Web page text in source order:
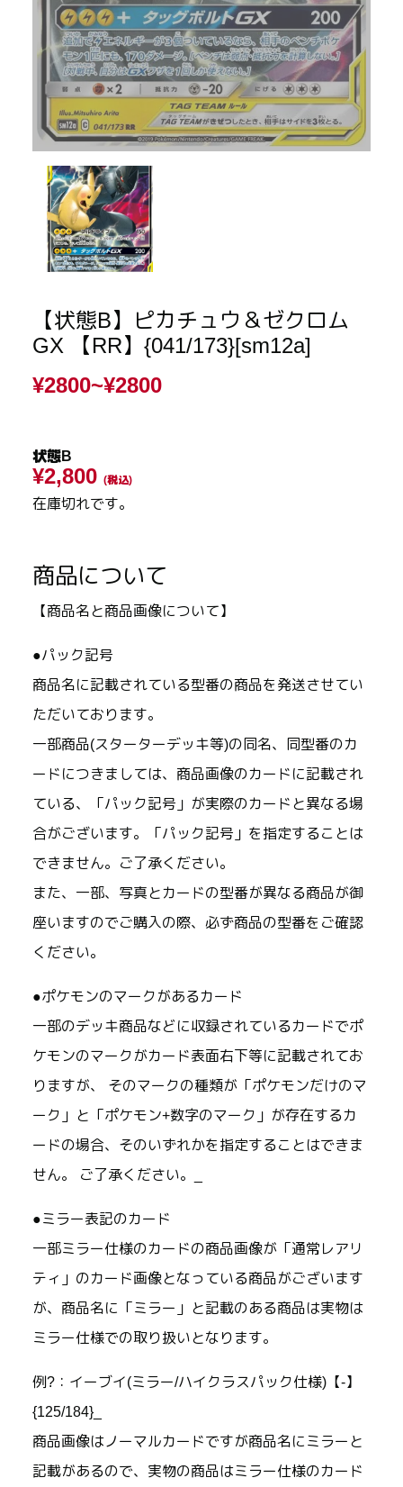
【状態B】ピカチュウ＆ゼクロム
GX 【RR】{041/173}[sm12a]
¥2800~¥2800
状態B
¥2,800 (税込)
在庫切れです。
商品について
【商品名と商品画像について】
●パック記号
商品名に記載されている型番の商品を発送させてい
ただいております。
一部商品(スターターデッキ等)の同名、同型番のカ
ードにつきましては、商品画像のカードに記載され
ている、「パック記号」が実際のカードと異なる場
合がございます。「パック記号」を指定することは
できません。ご了承ください。
また、一部、写真とカードの型番が異なる商品が御
座いますのでご購入の際、必ず商品の型番をご確認
ください。
●ポケモンのマークがあるカード
一部のデッキ商品などに収録されているカードでポ
ケモンのマークがカード表面右下等に記載されてお
りますが、 そのマークの種類が「ポケモンだけのマ
ーク」と「ポケモン+数字のマーク」が存在するカ
ードの場合、そのいずれかを指定することはできま
せん。 ご了承ください。_
●ミラー表記のカード
一部ミラー仕様のカードの商品画像が「通常レアリ
ティ」のカード画像となっている商品がございます
が、商品名に「ミラー」と記載のある商品は実物は
ミラー仕様での取り扱いとなります。
例?：イーブイ(ミラー/ハイクラスパック仕様)【-】
{125/184}_
商品画像はノーマルカードですが商品名にミラーと
記載があるので、実物の商品はミラー仕様のカード